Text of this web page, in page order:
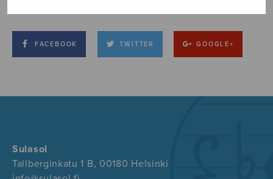
FACEBOOK TWITTER GOOGLE+
Sulasol
Tallberginkatu 1 B, 00180 Helsinki